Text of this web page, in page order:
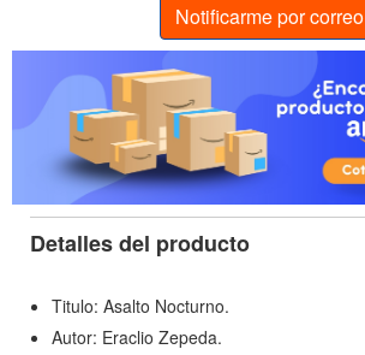
Notificarme por correo
Detalles del producto
Titulo: Asalto Nocturno.
Autor: Eraclio Zepeda.